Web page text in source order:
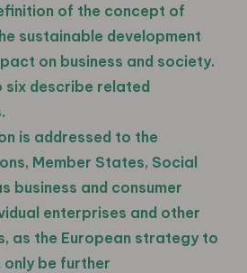
of the concept of
sustainable development
on business and society.
describe related
is addressed to the
Member States, Social
business and consumer
enterprises and other
as the European strategy to
only be further